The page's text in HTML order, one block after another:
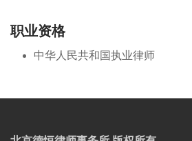
职业资格
中华人民共和国执业律师